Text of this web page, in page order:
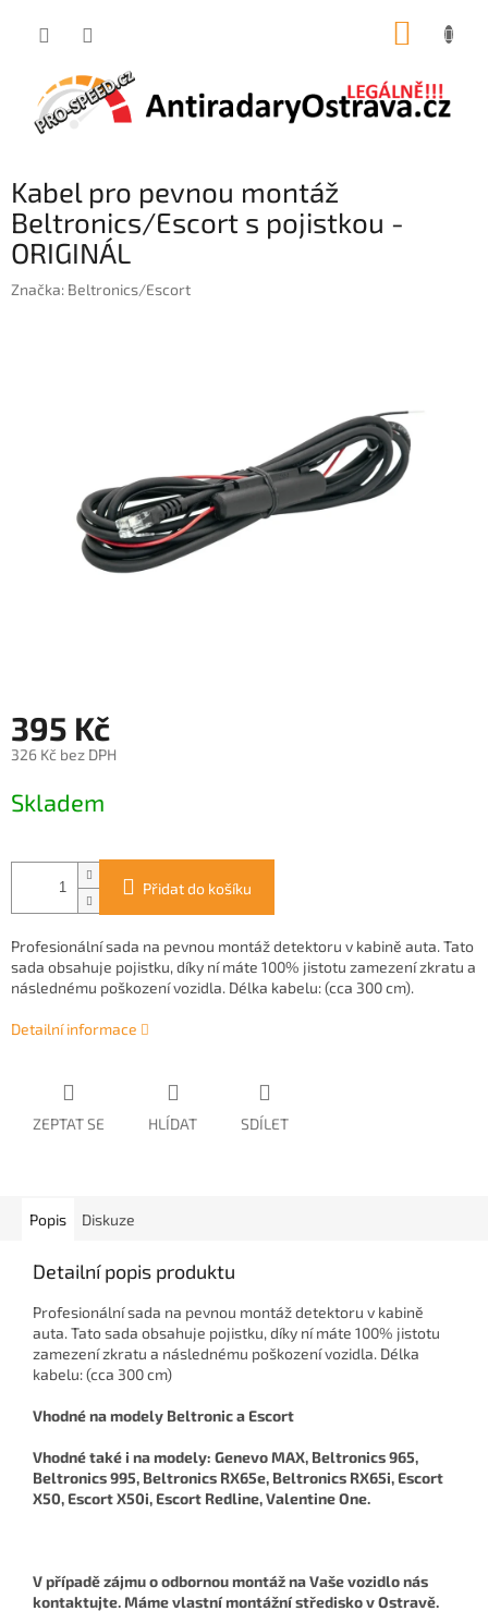
Kabel pro pevnou montáž
Beltronics/Escort s pojistkou -
ORIGINÁL
Značka: Beltronics/Escort
395 Kč
326 Kč bez DPH
cena:
Skladem
Přidat do košíku
Profesionální sada na pevnou montáž detektoru v kabině auta. Tato
sada obsahuje pojistku, díky ní máte 100% jistotu zamezení zkratu a
následnému poškození vozidla. Délka kabelu: (cca 300 cm).
Detailní informace
ZEPTAT SE HLÍDAT SDÍLET
Popis Diskuze
Detailní popis produktu
Profesionální sada na pevnou montáž detektoru v kabině
auta. Tato sada obsahuje pojistku, díky ní máte 100% jistotu
zamezení zkratu a následnému poškození vozidla. Délka
kabelu: (cca 300 cm)
Vhodné na modely Beltronic a Escort
Vhodné také i na modely: Genevo MAX, Beltronics 965,
Beltronics 995, Beltronics RX65e, Beltronics RX65i, Escort
X50, Escort X50i, Escort Redline,Valentine One.
V případě zájmu o odbornou montáž na Vaše vozidlo nás
kontaktujte. Máme vlastní montážní středisko v Ostravě.